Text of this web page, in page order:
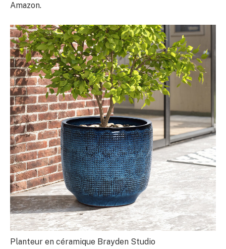
Amazon.
Planteur en céramique Brayden Studio